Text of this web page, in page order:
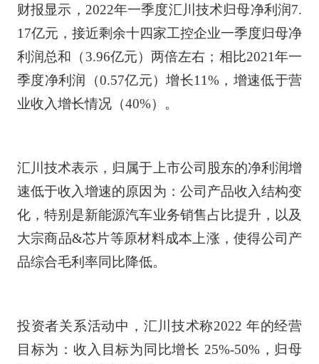
财报显示，2022年一季度汇川技术归母净利润7.
17亿元，接近剩余十四家工控企业一季度归母净
利润总和（3.96亿元）两倍左右；相比2021年一
季度净利润（0.57亿元）增长11%，增速低于营
业收入增长情况（40%）。
汇川技术表示，归属于上市公司股东的净利润增
速低于收入增速的原因为：公司产品收入结构变
化，特别是新能源汽车业务销售占比提升，以及
大宗商品&芯片等原材料成本上涨，使得公司产
品综合毛利率同比降低。
投资者关系活动中，汇川技术称2022 年的经营
目标为：收入目标为同比增长 25%-50%，归母